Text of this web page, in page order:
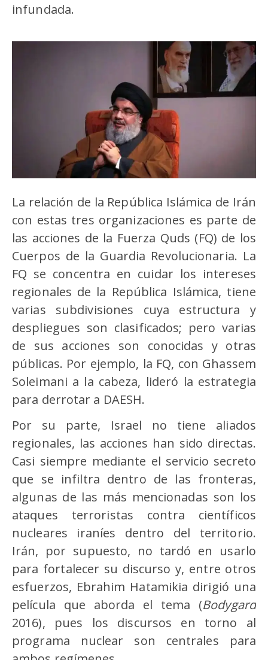
infundada.
La relación de la República Islámica de Irán
con estas tres organizaciones es parte de
las acciones de la Fuerza Quds (FQ) de los
Cuerpos de la Guardia Revolucionaria. La
FQ se concentra en cuidar los intereses
regionales de la República Islámica, tiene
varias subdivisiones cuya estructura y
despliegues son clasificados; pero varias
de sus acciones son conocidas y otras
públicas. Por ejemplo, la FQ, con Ghassem
Soleimani a la cabeza, lideró la estrategia
para derrotar a DAESH.
Por su parte, Israel no tiene aliados
regionales, las acciones han sido directas.
Casi siempre mediante el servicio secreto
que se infiltra dentro de las fronteras,
algunas de las más mencionadas son los
ataques terroristas contra científicos
nucleares iraníes dentro del territorio.
Irán, por supuesto, no tardó en usarlo
para fortalecer su discurso y, entre otros
esfuerzos, Ebrahim Hatamikia dirigió una
película que aborda el tema (Bodygard
2016), pues los discursos en torno al
programa nuclear son centrales para